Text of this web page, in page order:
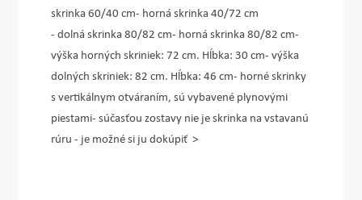
skrinka 60/40 cm- horná skrinka 40/72 cm
- dolná skrinka 80/82 cm- horná skrinka 80/82 cm-
výška horných skriniek: 72 cm. Hĺbka: 30 cm- výška
dolných skriniek: 82 cm. Hĺbka: 46 cm- horné skrinky
s vertikálnym otváraním, sú vybavené plynovými
piestami- súčasťou zostavy nie je skrinka na vstavanú
rúru - je možné si ju dokúpiť >